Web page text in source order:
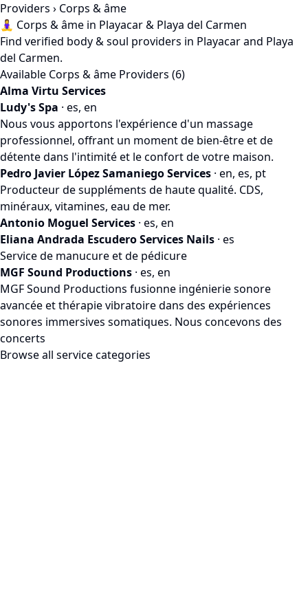
Providers › Corps & âme
🧘‍♀️ Corps & âme in Playacar & Playa del Carmen
Find verified body & soul providers in Playacar and Playa
del Carmen.
Available Corps & âme Providers (6)
Alma Virtu Services
Ludy's Spa · es, en
Nous vous apportons l'expérience d'un massage
professionnel, offrant un moment de bien-être et de
détente dans l'intimité et le confort de votre maison.
Pedro Javier López Samaniego Services · en, es, pt
Producteur de suppléments de haute qualité. CDS,
minéraux, vitamines, eau de mer.
Antonio Moguel Services · es, en
Eliana Andrada Escudero Services Nails · es
Service de manucure et de pédicure
MGF Sound Productions · es, en
MGF Sound Productions fusionne ingénierie sonore
avancée et thérapie vibratoire dans des expériences
sonores immersives somatiques. Nous concevons des
concerts
Browse all service categories